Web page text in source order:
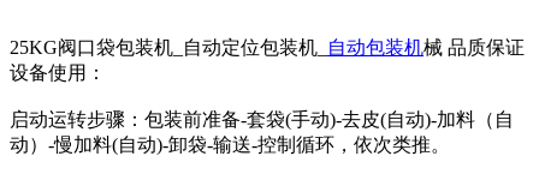
25KG阀口袋包装机_自动定位包装机_ 自动包装机械 品质保证
设备使用：
启动运转步骤：包装前准备-套袋(手动)-去皮(自动)-加料（自
动）-慢加料(自动)-卸袋-输送-控制循环，依次类推。